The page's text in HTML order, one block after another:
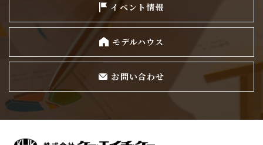
イベント情報
モデルハウス
お問い合わせ